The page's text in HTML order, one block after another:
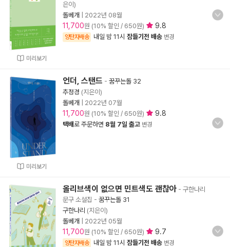
미리보기
은이)
돌베개
2022년 08월
11,700원 (10% 할인 / 650원) 9.8
양탄자배송 내일 밤 11시 잠들기전 배송 변경
미리보기
언더, 스탠드 - 꿈꾸는돌 32
추정경 (지은이)
돌베개
2022년 07월
11,700원 (10% 할인 / 650원) 9.8
택배로 주문하면 8월 7일 출고 변경
올리브색이 없으면 민트색도 괜찮아 - 구한나리
문구 소설집 - 꿈꾸는돌 31
구한나리 (지은이)
돌베개
2022년 05월
11,700원 (10% 할인 / 650원) 9.7
양탄자배송 내일 밤 11시 잠들기전 배송 변경